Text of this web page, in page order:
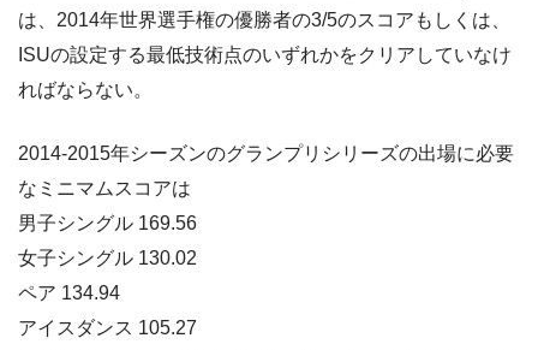
は、2014年世界選手権の優勝者の3/5のスコアもしくは、
ISUの設定する最低技術点のいずれかをクリアしていなけ
ればならない。
2014-2015年シーズンのグランプリシリーズの出場に必要
なミニマムスコアは
男子シングル 169.56
女子シングル 130.02
ペア 134.94
アイスダンス 105.27